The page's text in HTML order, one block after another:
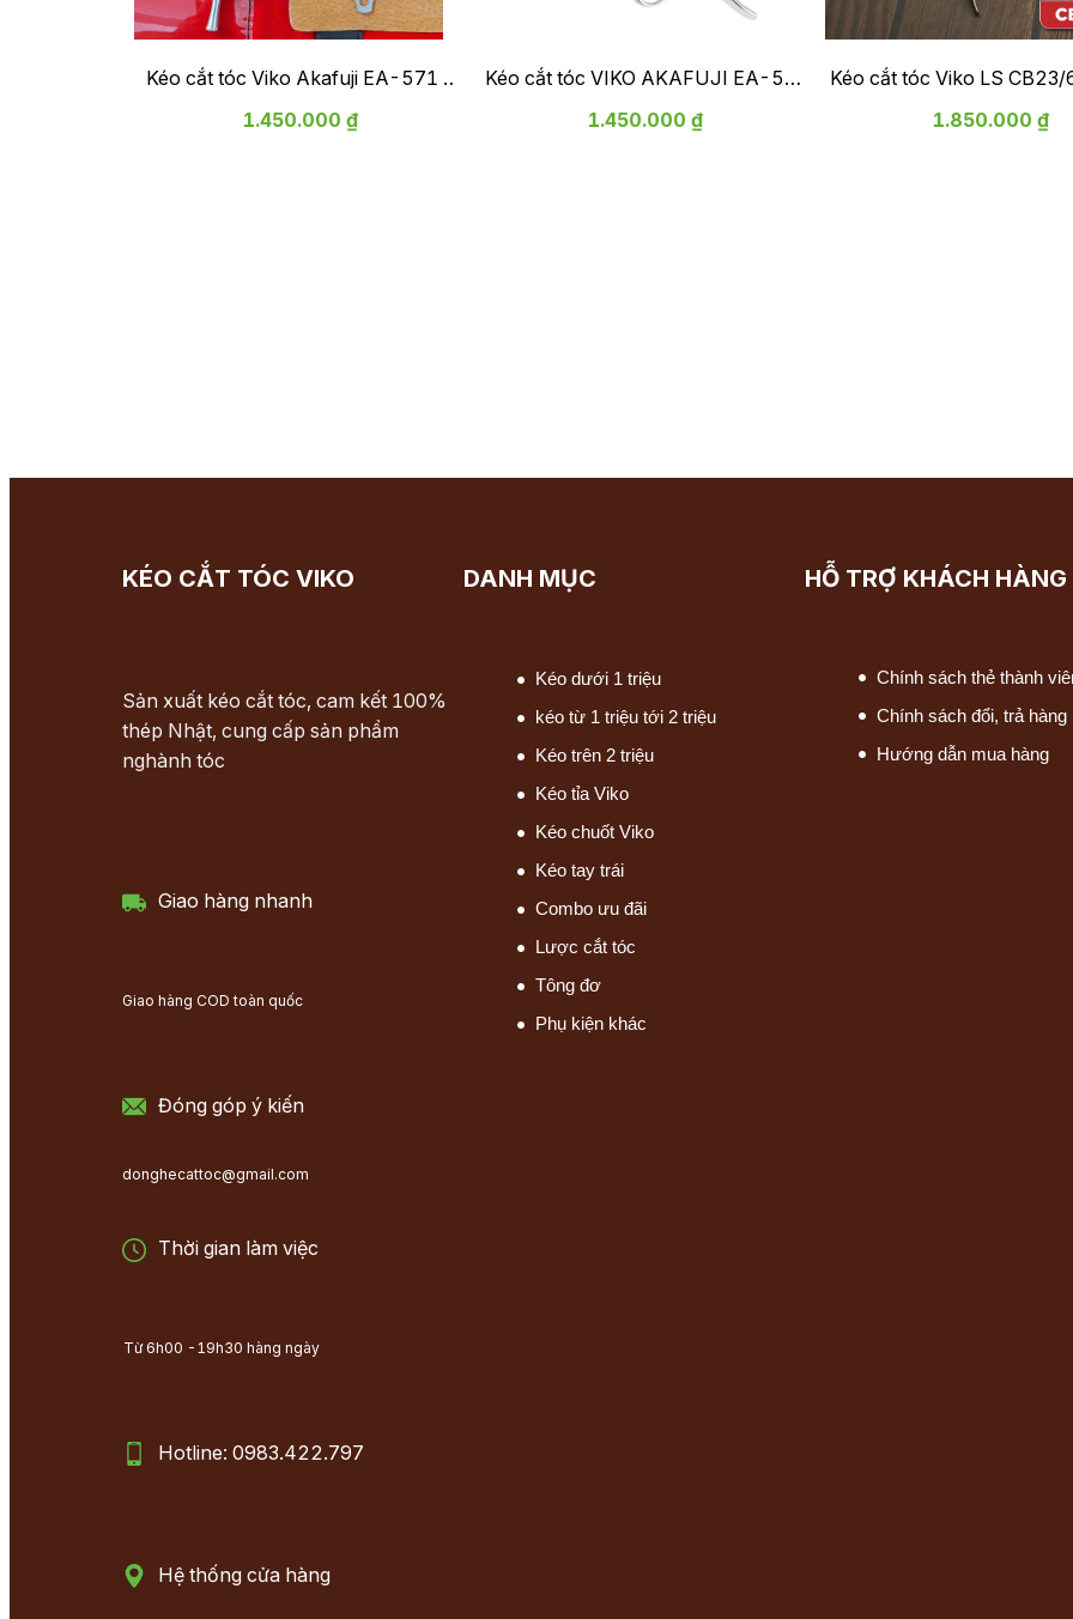
Kéo cắt tóc Viko Akafuji EA-571 -
bảo hành 1 năm
1.450.000 ₫
Kéo cắt tóc VIKO AKAFUJI EA-573
- bảo hành 1 năm
1.450.000 ₫
Kéo cắt tóc Viko LS CB23/
hành 2 năm
1.850.000 ₫
KÉO CẮT TÓC VIKO
Sản xuất kéo cắt tóc, cam kết 100%
thép Nhật, cung cấp sản phẩm
nghành tóc
Giao hàng nhanh
Giao hàng COD toàn quốc
Đóng góp ý kiến
donghecattoc@gmail.com
Thời gian làm việc
Từ 6h00 -19h30 hàng ngày
Hotline: 0983.422.797
Hệ thống cửa hàng
DANH MỤC
Kéo dưới 1 triệu
kéo từ 1 triệu tới 2 triệu
Kéo trên 2 triệu
Kéo tỉa Viko
Kéo chuốt Viko
Kéo tay trái
Combo ưu đãi
Lược cắt tóc
Tông đơ
Phụ kiện khác
HỖ TRỢ KHÁCH HÀNG
Chính sách thẻ thành
Chính sách đổi, trả hàng
Hướng dẫn mua hàng